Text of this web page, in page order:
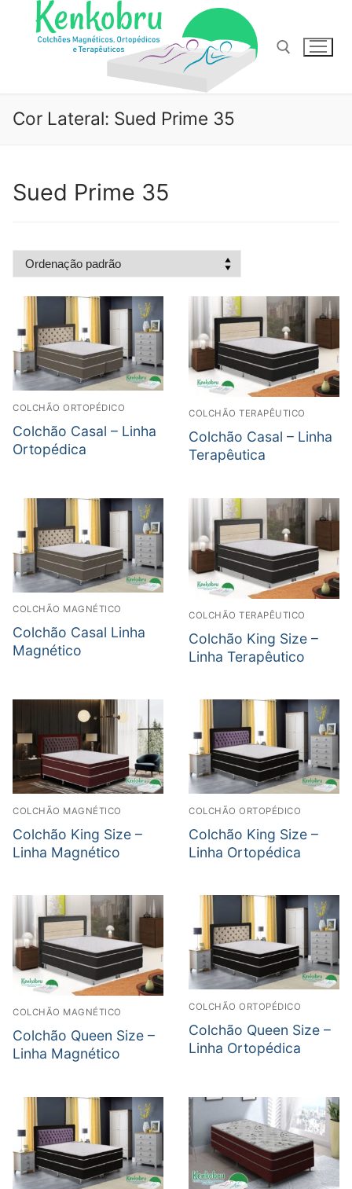
Pesquisar por:
Cor Lateral: Sued Prime 35
Sued Prime 35
COLCHÃO ORTOPÉDICO
Colchão Casal – Linha
Ortopédica
COLCHÃO TERAPÊUTICO
Colchão Casal – Linha
Terapêutica
COLCHÃO MAGNÉTICO
Colchão Casal Linha
Magnético
COLCHÃO TERAPÊUTICO
Colchão King Size –
Linha Terapêutico
COLCHÃO MAGNÉTICO
Colchão King Size –
Linha Magnético
COLCHÃO ORTOPÉDICO
Colchão King Size –
Linha Ortopédica
COLCHÃO MAGNÉTICO
Colchão Queen Size –
Linha Magnético
COLCHÃO ORTOPÉDICO
Colchão Queen Size –
Linha Ortopédica